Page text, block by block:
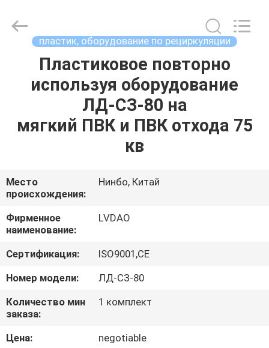
ПРОДУКТЫ
ПУТЕШЕСТВИЕ
ФАБРИКИ
ПРОВЕРКА
КАЧЕСТВА
СВЯЖИТЕСЬ
МЫ
TRADE
CO.,LTD..
пластик, оборудование по рециркуляции
Пластиковое повторно
используя оборудование
ЛД-СЗ-80 на
мягкий ПВК и ПВК отхода 75
кв
Место
происхождения:
Нинбо, Китай
Фирменное
наименование:
LVDAO
Сертификация:
ISO9001,CE
Номер модели:
ЛД-СЗ-80
Количество мин
заказа:
1 комплект
Цена:
negotiable